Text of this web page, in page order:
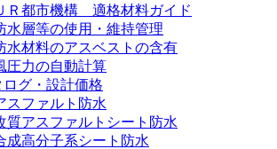
Ｒ都市機構 適格材料ガイド
水層等の使用・維持管理
水材料のアスベストの含有
圧力の自動計算
ログ・設計価格
スファルト防水
質アスファルトシート防水
成高分子系シート防水